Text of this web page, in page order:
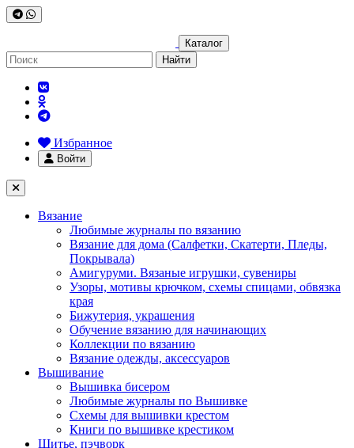
Каталог
Найти
Избранное
Войти
Вязание
Любимые журналы по вязанию
Вязание для дома (Салфетки, Скатерти, Пледы,
Покрывала)
Амигуруми. Вязаные игрушки, сувениры
Узоры, мотивы крючком, схемы спицами, обвязка
края
Бижутерия, украшения
Обучение вязанию для начинающих
Коллекции по вязанию
Вязание одежды, аксессуаров
Вышивание
Вышивка бисером
Любимые журналы по Вышивке
Схемы для вышивки крестом
Книги по вышивке крестиком
Шитье, пэчворк